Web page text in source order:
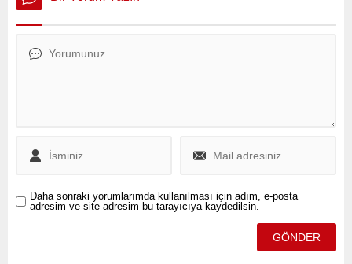
bağlantılı reklam şirketleri
hakkında yürütülen
önemli bir gelişme yaşandı.
Şengün oldu.
Daha sonraki yorumlarımda kullanılması için adım, e-posta
adresim ve site adresim bu tarayıcıya kaydedilsin.